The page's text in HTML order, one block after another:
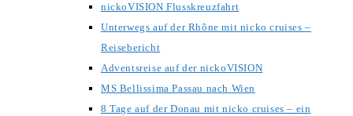
nickoVISION Flusskreuzfahrt
Unterwegs auf der Rhône mit nicko cruises –
Reisebericht
Adventsreise auf der nickoVISION
MS Bellissima Passau nach Wien
8 Tage auf der Donau mit nicko cruises – ein